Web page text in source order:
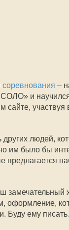
соревнования –
и
участвуя
других людей,
им было бы
замечательный
оформление,
Буду ему